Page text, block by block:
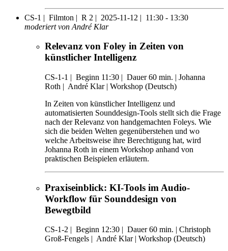
CS-1 | Filmton | R 2 | 2025-11-12 | 11:30 - 13:30
moderiert von André Klar
Relevanz von Foley in Zeiten von
künstlicher Intelligenz
CS-1-1 | Beginn 11:30 | Dauer 60 min. | Johanna
Roth | André Klar | Workshop (Deutsch)
In Zeiten von künstlicher Intelligenz und
automatisierten Sounddesign-Tools stellt sich die Frage
nach der Relevanz von handgemachten Foleys. Wie
sich die beiden Welten gegenüberstehen und wo
welche Arbeitsweise ihre Berechtigung hat, wird
Johanna Roth in einem Workshop anhand von
praktischen Beispielen erläutern.
Praxiseinblick: KI-Tools im Audio-
Workflow für Sounddesign von
Bewegtbild
CS-1-2 | Beginn 12:30 | Dauer 60 min. | Christoph
Groß-Fengels | André Klar | Workshop (Deutsch)